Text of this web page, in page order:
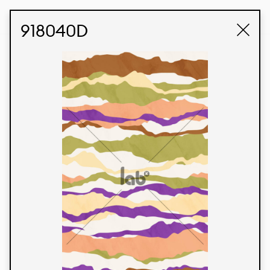
918040D
Produtos
Temos orgulho de expressar nossa identidade
brasileira por meio de nossos tecidos e estampas
personalizadas, trabalhando em colaboração
com nossos clientes e dando vida aos seus
conceitos e criações. Nossa extensa linha de
produtos tem opções para diferentes mercados.
Oferecemos também tecidos ecológicos e
tecnológicos que podem ser acabados em
qualquer cor sólida ou impressão digital.